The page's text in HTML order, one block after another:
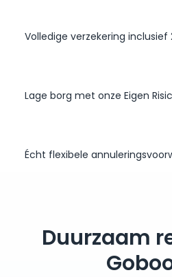
Volledige verzekering
Lage borg met onze Eigen
Écht flexibele
Duurzaam